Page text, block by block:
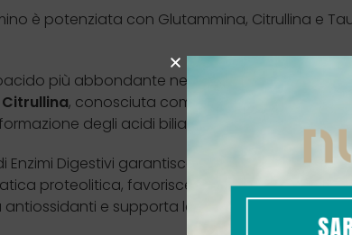
è potenziata con Glutammina, Citrullina e
più abbondante nella nostra
Citrullina, conosciuta come precursore
degli acidi biliari.
Enzimi Digestivi garantisce un’ottima
proteolitica, favorisce il drenaggio dei
e supporta le naturali difese